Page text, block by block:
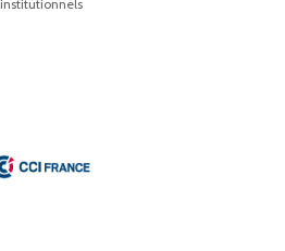
institutionnels